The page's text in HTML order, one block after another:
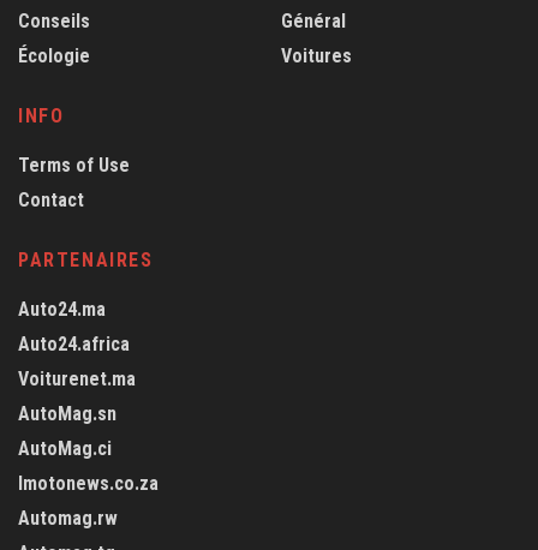
Conseils
Écologie
Général
Voitures
INFO
Terms of Use
Contact
PARTENAIRES
Auto24.ma
Auto24.africa
Voiturenet.ma
AutoMag.sn
AutoMag.ci
Imotonews.co.za
Automag.rw